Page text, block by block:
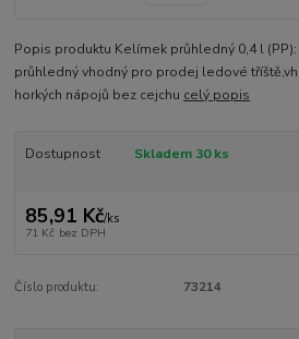
Popis produktu Kelímek průhledný 0,4 l
průhledný vhodný pro prodej ledové
horkých nápojů bez cejchu celý popis
Dostupnost Skladem 30 ks
85,91 Kč/ks
71 Kč bez DPH
Číslo produktu: 73214